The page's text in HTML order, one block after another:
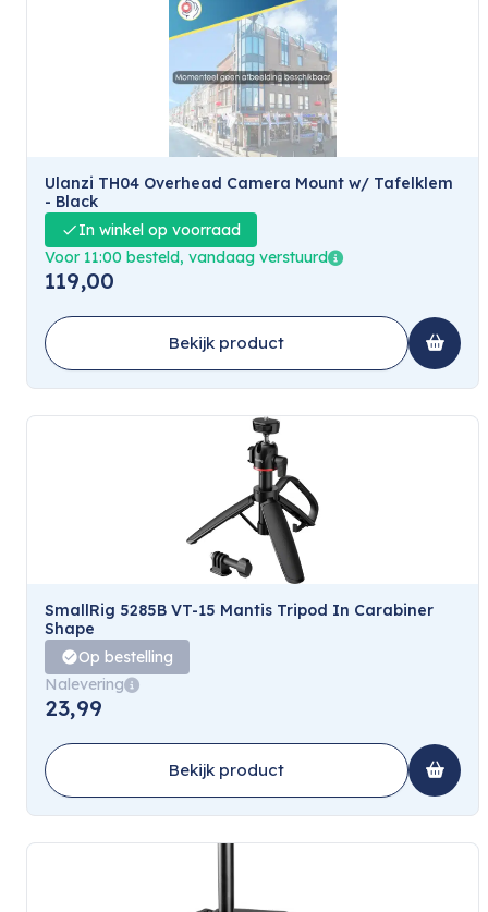
Ulanzi TH04 Overhead Camera Mount w/ Tafelklem
- Black
In winkel op voorraad
Voor 11:00 besteld, vandaag verstuurd
119,00
Bekijk product
SmallRig 5285B VT-15 Mantis Tripod In Carabiner
Shape
Op bestelling
Nalevering
23,99
Bekijk product